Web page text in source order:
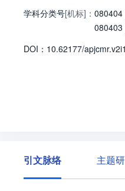
学科分类号[机标]： 080404
080403
DOI： 10.62177/
引文脉络 主题